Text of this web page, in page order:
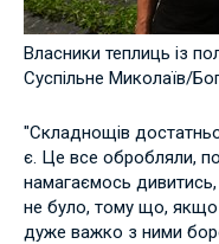
Власники теплиць із
Суспільне Миколаїв/
"Складнощів
є. Це все обробляли,
намагаємось
не було, тому що, якщо
дуже важко з ними